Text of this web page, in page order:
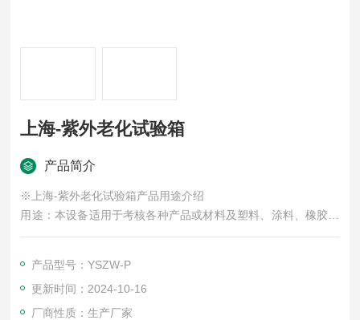
上海-紫外老化试验箱
产品简介
※上海-紫外老化试验箱产品用途介绍
用途：本设备适用于考核各种产品或材料及塑料、涂料、橡胶、
油漆，石油化工，汽车，纺织等行业，在光照、冷凝等环境条件
试验。可满足GB/T14522-2008 GB/T 14522-2008 机械工业产
品用塑料、涂料、橡胶材料人工气候老化试验方法荧光紫外灯
产品型号：YSZW-P
更新时间：2024-10-16
厂商性质：生产厂家